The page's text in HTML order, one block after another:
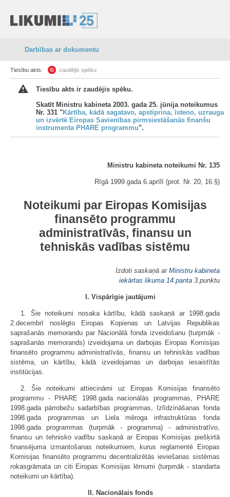
Darbības ar dokumentu
Tiesību akts: zaudējis spēku
Tiesību akts ir zaudējis spēku.
Skatīt Ministru kabineta 2003. gada 25. jūnija noteikumus
Nr. 331 "Kārtība, kādā sagatavo, apstiprina, īsteno, uzrauga
un izvērtē Eiropas Savienības pirmsiestāšanās finanšu
instrumenta PHARE programmu".
Ministru kabineta noteikumi Nr. 135
Rīgā 1999.gada 6.aprīlī (prot. Nr. 20, 16.§)
Noteikumi par Eiropas Komisijas
finansēto programmu
administratīvās, finansu un
tehniskās vadības sistēmu
Izdoti saskaņā ar Ministru kabineta
iekārtas likuma 14.panta 3.punktu
I. Vispārīgie jautājumi
1. Šie noteikumi nosaka kārtību, kādā saskaņā ar 1998.gada
2.decembrī noslēgto Eiropas Kopienas un Latvijas Republikas
saprašanās memorandu par Nacionālā fonda izveidošanu (turpmāk -
saprašanās memorands) izveidojama un darbojas Eiropas Komisijas
finansēto programmu administratīvās, finansu un tehniskās vadības
sistēma, un kārtību, kādā izveidojamas un darbojas iesaistītās
institūcijas.
2. Šie noteikumi attiecināmi uz Eiropas Komisijas finansēto
programmu - PHARE 1998.gada nacionālās programmas, PHARE
1998.gada pārrobežu sadarbības programmas, Izlīdzināšanas fonda
1998.gada programmas un Liela mēroga infrastruktūras fonda
1998.gada programmas (turpmāk - programma) - administratīvo,
finansu un tehnisko vadību saskaņā ar Eiropas Komisijas piešķirtā
finansējuma izmantošanas noteikumiem, kurus reglamentē Eiropas
Komisijas finansēto programmu decentralizētās ieviešanas sistēmas
rokasgrāmata un citi Eiropas Komisijas lēmumi (turpmāk - standarta
noteikumi un kārtība).
II. Nacionālais fonds